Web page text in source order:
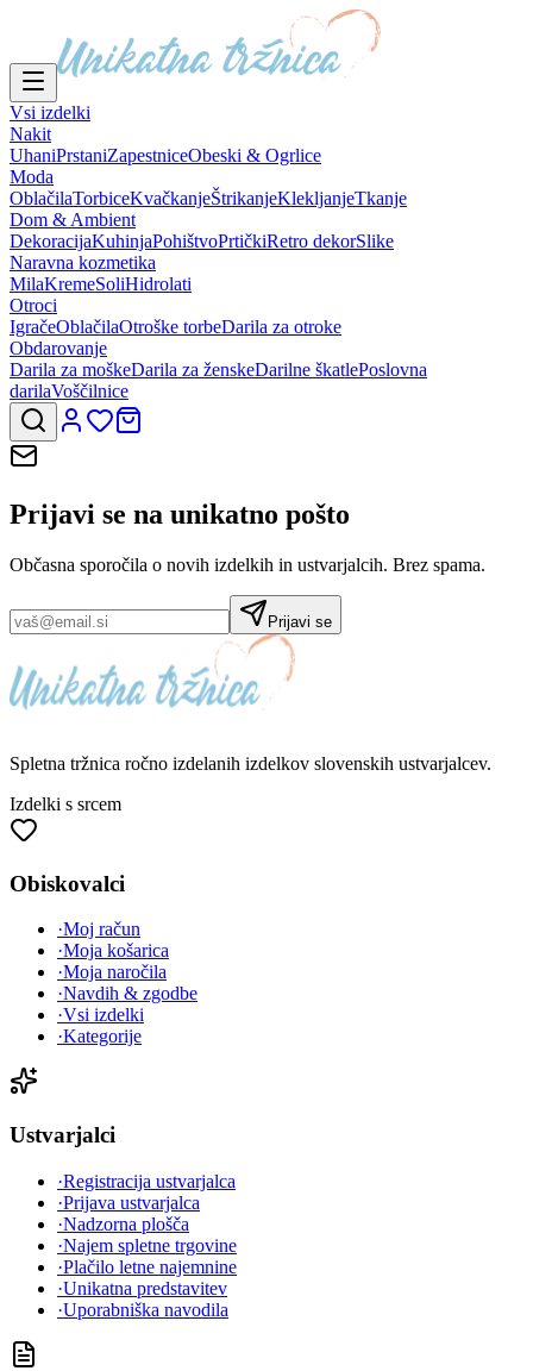
Vsi izdelki
Nakit
UhaniPrstaniZapestniceObeski & Ogrlice
Moda
OblačilaTorbiceKvačkanjeŠtrikanjeKlekljanjeTkanje
Dom & Ambient
DekoracijaKuhinjaPohištvoPrtičkiRetro dekorSlike
Naravna kozmetika
MilaKremeSoliHidrolati
Otroci
IgračeOblačilaOtroške torbeDarila za otroke
Obdarovanje
Darila za moškeDarila za ženskeDarilne škatlePoslovna
darilaVoščilnice
Prijavi se na unikatno pošto
Občasna sporočila o novih izdelkih in ustvarjalcih. Brez spama.
Prijavi se
Spletna tržnica ročno izdelanih izdelkov slovenskih ustvarjalcev.
Izdelki s srcem
Obiskovalci
·Moj račun
·Moja košarica
·Moja naročila
·Navdih & zgodbe
·Vsi izdelki
·Kategorije
Ustvarjalci
·Registracija ustvarjalca
·Prijava ustvarjalca
·Nadzorna plošča
·Najem spletne trgovine
·Plačilo letne najemnine
·Unikatna predstavitev
·Uporabniška navodila